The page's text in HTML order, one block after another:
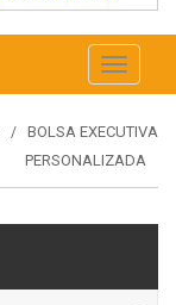
Toggle
BOLSA EXECUTIVA
PERSONALIZADA